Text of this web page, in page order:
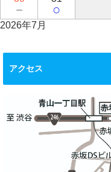
－ ○
2026年7月
アクセス